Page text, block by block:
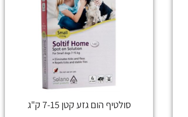
סולטיף הום גזע קטן 7-15 ק"ג